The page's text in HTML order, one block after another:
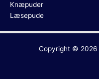
Knæpuder
Læsepude
Copyright © 2026